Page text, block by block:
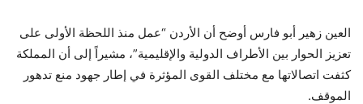
العين زهير أبو فارس أوضح أن الأردن “عمل منذ اللحظة الأولى على
تعزيز الحوار بين الأطراف الدولية والإقليمية”، مشيراً إلى أن المملكة
كثفت اتصالاتها مع مختلف القوى المؤثرة في إطار جهود منع تدهور
الموقف.